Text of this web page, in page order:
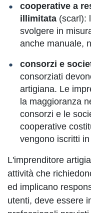
cooperative a
illimitata (scarl):
svolgere in
anche manuale,
consorzi e
consorziati
artigiana. Le
la maggioranza
consorzi e le
cooperative
vengono iscritti
L'imprenditore
attività che
ed implicano
utenti, deve essere